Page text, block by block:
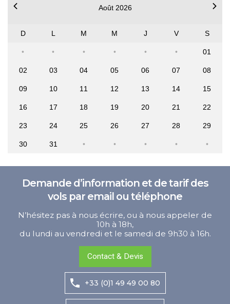
Août 2026
D L M M J V S
01
02 03 04 05 06 07 08
09 10 11 12 13 14 15
16 17 18 19 20 21 22
23 24 25 26 27 28 29
30 31
Demande d’information et de tarif des
vols par email ou téléphone
N’hésitez pas à nous écrire, ou à nous appeler de
10h à 18h,
du lundi au vendredi et le samedi de 9h30 à 16h.
Contact & Devis
+33 (0)1 49 49 00 80